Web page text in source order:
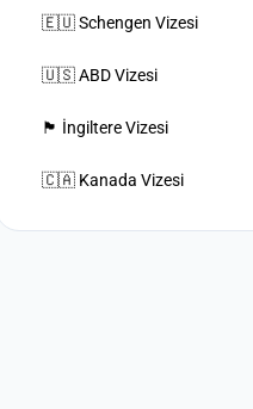
🇪🇺 Schengen Vizesi
🇺🇸 ABD Vizesi
🏴󠁧󠁢󠁥󠁮󠁧󠁿 İngiltere Vizesi
🇨🇦 Kanada Vizesi